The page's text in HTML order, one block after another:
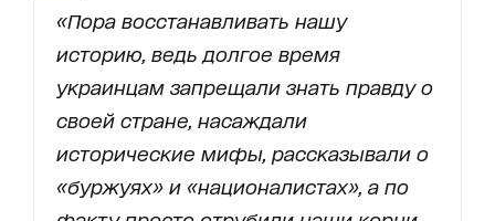
«Пора восстанавливать нашу
историю, ведь долгое время
украинцам запрещали знать правду о
своей стране, насаждали
исторические мифы, рассказывали о
«буржуях» и «националистах», а по